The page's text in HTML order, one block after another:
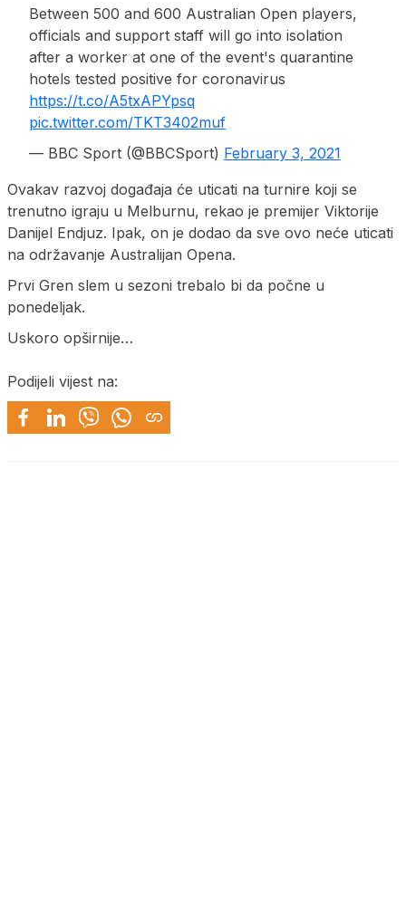
Between 500 and 600 Australian Open players,
officials and support staff will go into isolation
after a worker at one of the event's quarantine
hotels tested positive for coronavirus
https://t.co/A5txAPYpsq
pic.twitter.com/TKT3402muf
— BBC Sport (@BBCSport) February 3, 2021
Ovakav razvoj događaja će uticati na turnire koji se
trenutno igraju u Melburnu, rekao je premijer Viktorije
Danijel Endjuz. Ipak, on je dodao da sve ovo neće uticati
na održavanje Australijan Opena.
Prvi Gren slem u sezoni trebalo bi da počne u
ponedeljak.
Uskoro opširnije…
Podijeli vijest na: